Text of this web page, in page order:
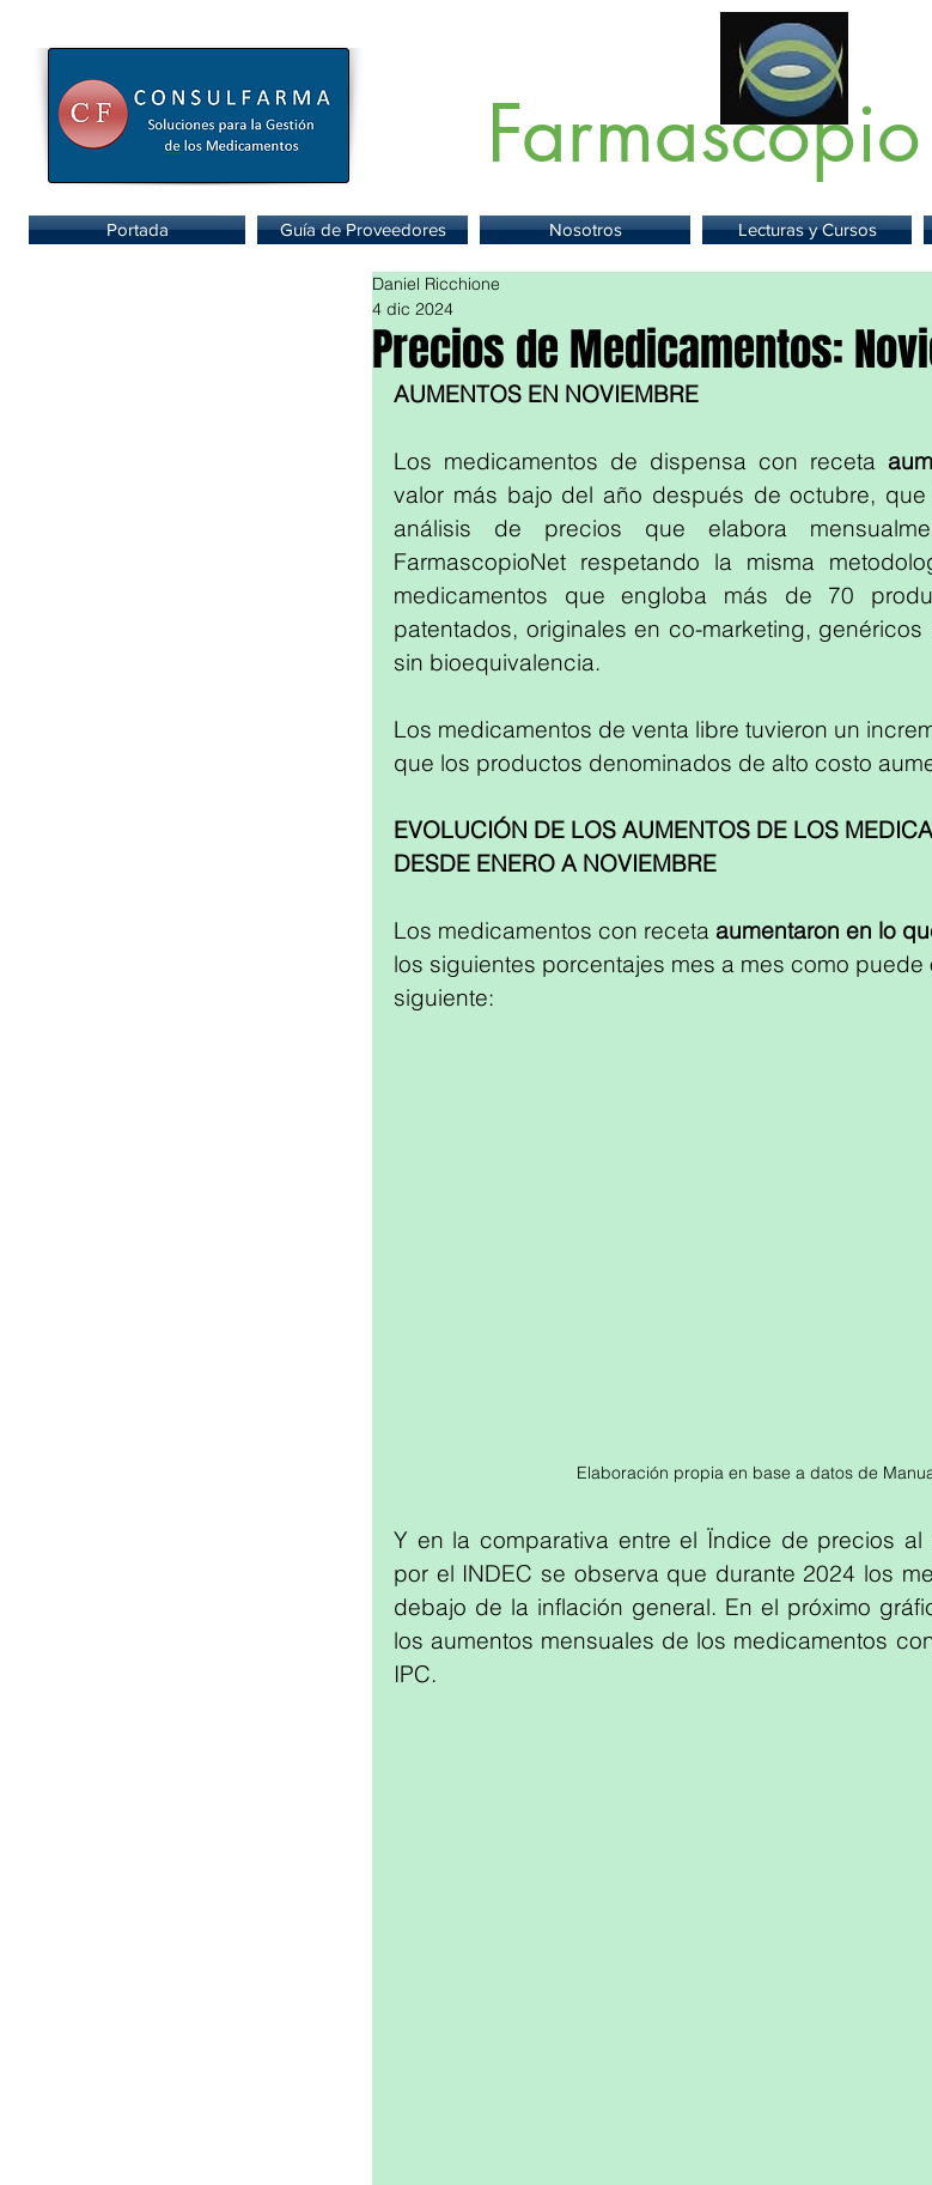
Farmascopio
Portada Guía de Proveedores Nosotros Lecturas y Cursos
Precios de Medicamentos:
Daniel Ricchione
4 dic 2024
AUMENTOS EN NOVIEMBRE
Los medicamentos de dispensa con receta
valor más bajo del año después de octubre,
análisis de precios que elabora
FarmascopioNet respetando la misma
medicamentos que engloba más de 70
patentados, originales en co-marketing,
sin bioequivalencia.
Los medicamentos de venta libre tuvieron un
que los productos denominados de alto costo
EVOLUCIÓN DE LOS AUMENTOS DE LOS
DESDE ENERO A NOVIEMBRE
Los medicamentos con receta aumentaron en lo
los siguientes porcentajes mes a mes como
siguiente:
Elaboración propia en base a datos de
Y en la comparativa entre el Ïndice de precios al
por el INDEC se observa que durante 2024 los
debajo de la inflación general. En el próximo
los aumentos mensuales de los medicamentos
IPC.